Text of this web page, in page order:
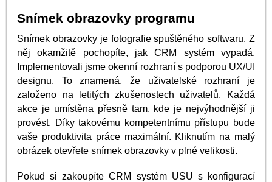
Snímek obrazovky programu
Snímek obrazovky je fotografie spuštěného softwaru. Z
něj okamžitě pochopíte, jak CRM systém vypadá.
Implementovali jsme okenní rozhraní s podporou UX/UI
designu. To znamená, že uživatelské rozhraní je
založeno na letitých zkušenostech uživatelů. Každá
akce je umístěna přesně tam, kde je nejvýhodnější ji
provést. Díky takovému kompetentnímu přístupu bude
vaše produktivita práce maximální. Kliknutím na malý
obrázek otevřete snímek obrazovky v plné velikosti.
Pokud si zakoupíte CRM systém USU s konfigurací